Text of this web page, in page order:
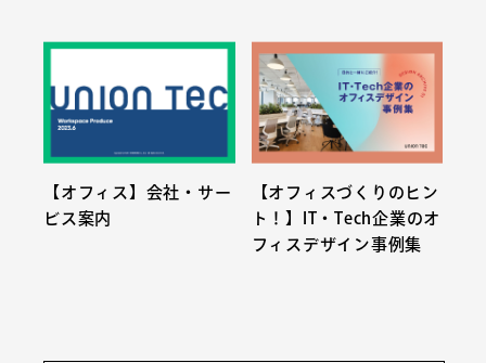
【オフィス】会社・サー
ビス案内
【オフィスづくりのヒン
ト！】IT・Tech企業のオ
フィスデザイン事例集